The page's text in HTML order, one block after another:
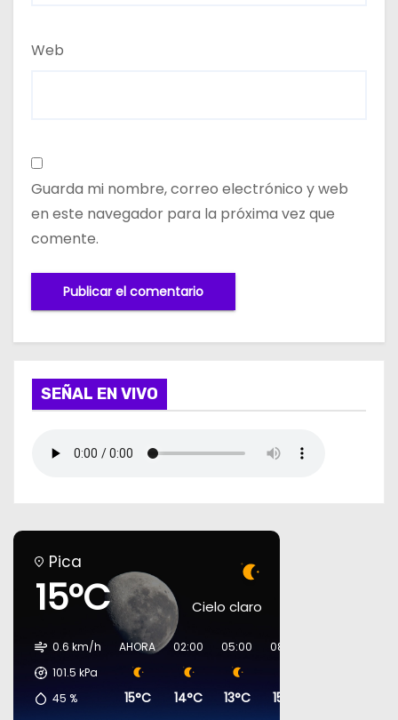
Web
Guarda mi nombre, correo electrónico y web
en este navegador para la próxima vez que
comente.
SEÑAL EN VIVO
Pica
15°C Cielo claro
0.6 km/h
101.5 kPa
45 %
AHORA
15°C
02:00
14°C
05:00
13°C
08:00
15°C